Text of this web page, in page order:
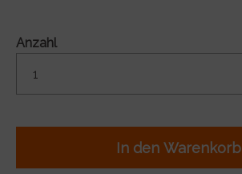
Anzahl
In den Warenkorb